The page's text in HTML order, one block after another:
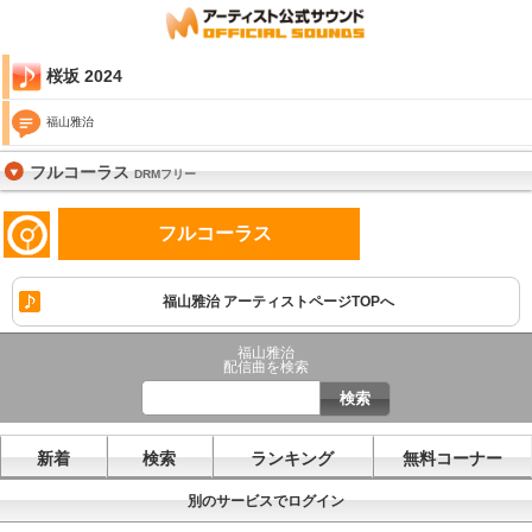
桜坂 2024
福山雅治
フルコーラスDRMフリー
フルコーラス
福山雅治 アーティストページTOPへ
福山雅治
配信曲を検索
新着 検索 ランキング 無料コーナー
別のサービスでログイン